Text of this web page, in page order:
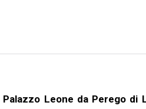
Palazzo Leone da Perego di